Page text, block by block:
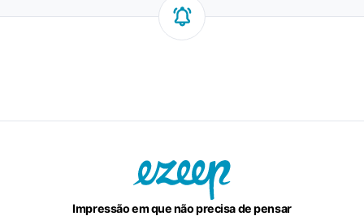
Impressão em que não precisa de pensar